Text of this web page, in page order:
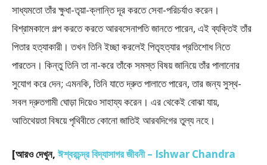
সাধ্যমতাে তাঁর ক্ষুধা-তৃয়া-ক্লান্তি দূর করতে সেবা-পরিচর্যাও করেন।
বিশ্রামকালে গল্প করতে করতে আরবসেনাপতি জানতে পারেন, এই ব্যক্তিই তাঁর
পিতার হত্যাকারী। তখন তিনি ইচ্ছা করলেই পিতৃহত্যার প্রতিশােধ নিতে
পারতেন। কিন্তু তিনি তা না-করে তাঁকে সমস্ত বিষয় জানিয়ে তাঁর পালানাের
সুযােগ করে দেন; এমনকি, তিনি যাতে দ্রুত পালাতে পারেন, তার জন্য সুস্থ-
সবল দ্রুতগামী ঘােড়া দিয়েও সাহায্য করেন। এর থেকেই বােঝা যায়,
আতিথেয়তা বিষয়ে পৃথিবীতে কোনাে জাতিই আরবদিগের তুল্য নহে।
[আরও দেখুন, ঈশ্বরচন্দ্র বিদ্যাসাগর জীবনী – Ishwar Chandra